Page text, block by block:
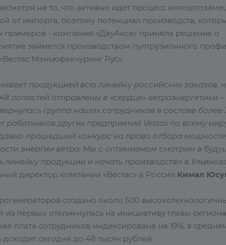
на то, что активно идет процесс
от импорта, поэтому потенциал производств,
примеров - компания «ДауАкса» приняла решение о
займется производством пултрузионного
Мэньюфекчуринг Рус».
продукцией всю линейку российских заказов,
лопастей отправлены в «сердце» ветроэнергетики –
группа наших сотрудников в составе более
других предприятий Vestas по всему
прошедший конкурс на право отбора
энергии ветра. Мы с оптимизмом смотрим в
продукции и начать производство в
директор компании «Вестас» в России Кимал
создано около 500
первых откликнулась на инициативу главы
плата сотрудников индексирована на 19%, в
сегодня до 48 тысяч рублей.